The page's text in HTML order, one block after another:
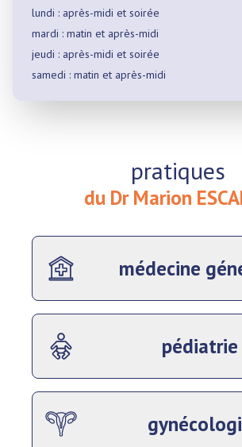
lundi : après-midi et soirée
mardi : matin et après-midi
jeudi : après-midi et soirée
samedi : matin et après-midi
pratiques
du Dr Marion
médecine
pédiatrie